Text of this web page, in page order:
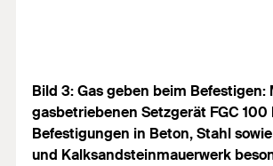
Bild 3: Gas geben beim Befestigen:
gasbetriebenen Setzgerät FGC 100
Befestigungen in Beton, Stahl
und Kalksandsteinmauerwerk